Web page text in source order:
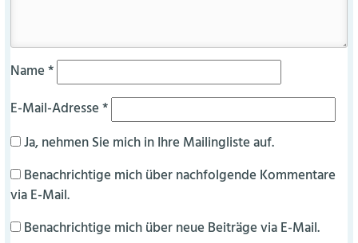
Name*
E-Mail-Adresse*
Ja, nehmen Sie mich in Ihre Mailingliste auf.
Benachrichtige mich über nachfolgende Kommentare
via E-Mail.
Benachrichtige mich über neue Beiträge via E-Mail.